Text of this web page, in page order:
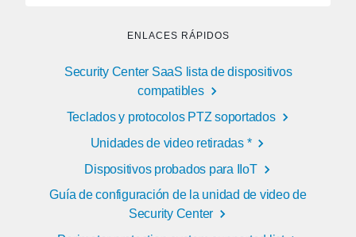
ENLACES RÁPIDOS
Security Center SaaS lista de dispositivos
compatibles
Teclados y protocolos PTZ soportados
Unidades de video retiradas *
Dispositivos probados para IIoT
Guía de configuración de la unidad de video de
Security Center